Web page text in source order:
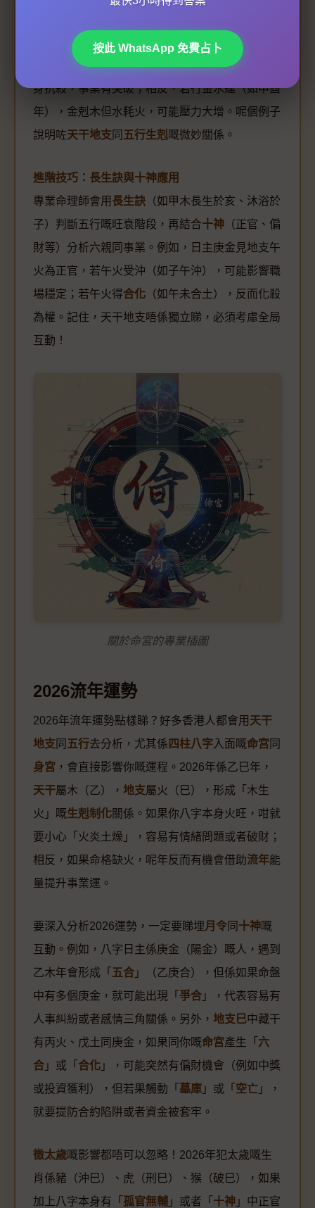
（財）生寅木，形成「殺旺身弱」。如果大運行至
火土（如2026年乙巳年，巳火生土），就可以幫
身抗殺，事業有突破；相反，若行金水運（如申酉
年），金剋木但水耗火，可能壓力大增。呢個例子
說明咗天干地支 同 五行生剋嘅微妙關係。
進階技巧：長生訣與十神應用
專業命理師會用 長生訣 （如甲木長生於亥、沐浴於
子）判斷五行嘅旺衰階段，再結合十神 （正官、偏
財等）分析六親同事業。例如，日主庚金見地支午
火為正官，若午火受沖（如子午沖），可能影響職
場穩定；若午火得合化 （如午未合土），反而化殺
為權。記住，天干地支唔係獨立睇，必須考慮全局
互動！
關於命宮的專業插圖
2026流年運勢
2026年流年運勢點樣睇？好多香港人都會用 天干
地支 同 五行去分析，尤其係 四柱八字入面嘅命宮 同
身宮 ，會直接影響你嘅運程。2026年係乙巳年，
天干屬木（乙）， 地支屬火（巳），形成「木生
火」嘅生剋制化關係。如果你八字本身火旺，咁就
要小心「火炎土燥」，容易有情緒問題或者破財；
相反，如果命格缺火，呢年反而有機會借助流年能
量提升事業運。
要深入分析2026運勢，一定要睇埋月令 同 十神嘅
互動。例如，八字日主係庚金（陽金）嘅人，遇到
乙木年會形成「 五合 」（乙庚合），但係如果命盤
中有多個庚金，就可能出現「 爭合 」，代表容易有
人事糾紛或者感情三角關係。另外， 地支巳中藏干
有丙火、戊土同庚金，如果同你嘅命宮產生「 六
合 」或「 合化 」，可能突然有偏財機會（例如中獎
或投資獲利），但若果觸動「 墓庫 」或「 空亡 」，
就要提防合約陷阱或者資金被套牢。
徵太歲嘅影響都唔可以忽略！2026年犯太歲嘅生
肖係豬（沖巳）、虎（刑巳）、猴（破巳），如果
加上八字本身有「 孤官無輔 」或者「 十神 」中正官
按此 WhatsApp 免費占卜